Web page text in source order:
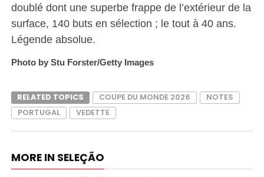
doublé dont une superbe frappe de l’extérieur de la
surface, 140 buts en sélection ; le tout à 40 ans.
Légende absolue.
Photo by Stu Forster/Getty Images
RELATED TOPICS COUPE DU MONDE 2026
NOTES
PORTUGAL
VEDETTE
MORE IN SELEÇÃO